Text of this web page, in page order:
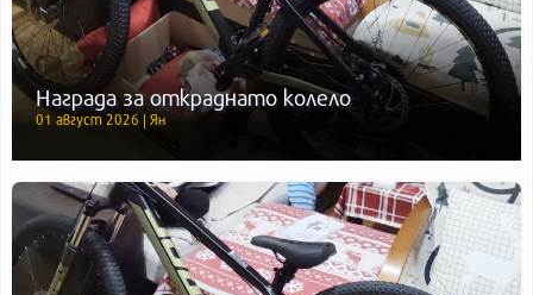
Награда за откраднато колело
01 август 2026 | Ян